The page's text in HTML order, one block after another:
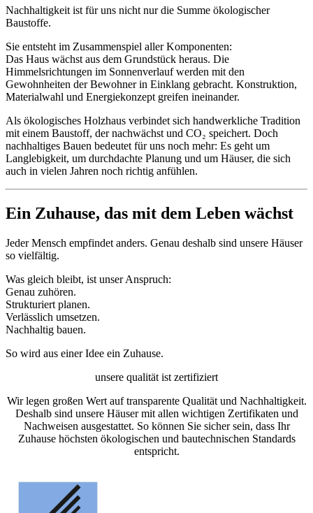
Nachhaltigkeit ist für uns nicht nur die Summe ökologischer
Baustoffe.
Sie entsteht im Zusammenspiel aller Komponenten:
Das Haus wächst aus dem Grundstück heraus. Die
Himmelsrichtungen im Sonnenverlauf werden mit den
Gewohnheiten der Bewohner in Einklang gebracht. Konstruktion,
Materialwahl und Energiekonzept greifen ineinander.
Als ökologisches Holzhaus verbindet sich handwerkliche Tradition
mit einem Baustoff, der nachwächst und CO₂ speichert. Doch
nachhaltiges Bauen bedeutet für uns noch mehr: Es geht um
Langlebigkeit, um durchdachte Planung und um Häuser, die sich
auch in vielen Jahren noch richtig anfühlen.
Ein Zuhause, das mit dem Leben wächst
Jeder Mensch empfindet anders. Genau deshalb sind unsere Häuser
so vielfältig.
Was gleich bleibt, ist unser Anspruch:
Genau zuhören.
Strukturiert planen.
Verlässlich umsetzen.
Nachhaltig bauen.
So wird aus einer Idee ein Zuhause.
unsere qualität ist zertifiziert
Wir legen großen Wert auf transparente Qualität und Nachhaltigkeit.
Deshalb sind unsere Häuser mit allen wichtigen Zertifikaten und
Nachweisen ausgestattet. So können Sie sicher sein, dass Ihr
Zuhause höchsten ökologischen und bautechnischen Standards
entspricht.